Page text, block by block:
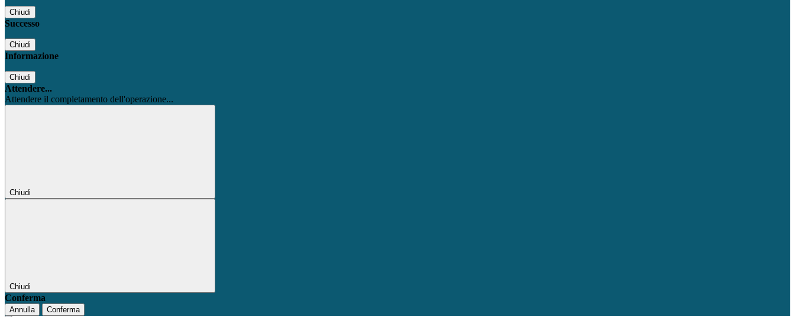
Chiudi
Successo
Chiudi
Informazione
Chiudi
Attendere...
Attendere il completamento dell'operazione...
Chiudi
Chiudi
Conferma
Annulla Conferma